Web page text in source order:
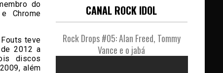
do
Chrome
Fouts teve
2012 a
discos
além
CANAL ROCK IDOL
Rock Drops #05: Alan Freed, Tommy
Vance e o jabá